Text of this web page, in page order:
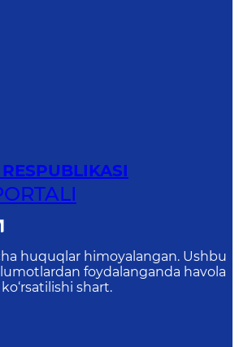
huquqlar himoyalangan. Ushbu
foydalanganda havola
ko‘rsatilishi shart.